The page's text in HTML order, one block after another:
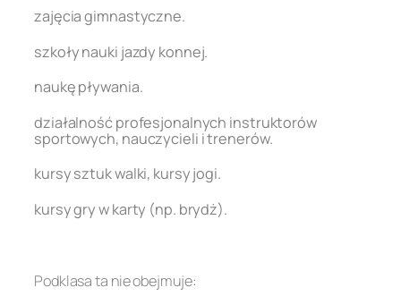
zajęcia gimnastyczne.
szkoły nauki jazdy konnej.
naukę pływania.
działalność profesjonalnych instruktorów
sportowych, nauczycieli i trenerów.
kursy sztuk walki, kursy jogi.
kursy gry w karty (np. brydż).
Podklasa ta nie obejmuje: